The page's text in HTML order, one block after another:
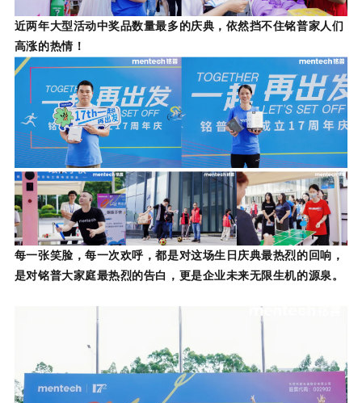
高涨的热情！
每一张笑脸，每一次欢呼，都是对这场生日庆典最热烈的回响
是对铭普大家庭最热烈的告白，更是企业未来无限生机的源泉。